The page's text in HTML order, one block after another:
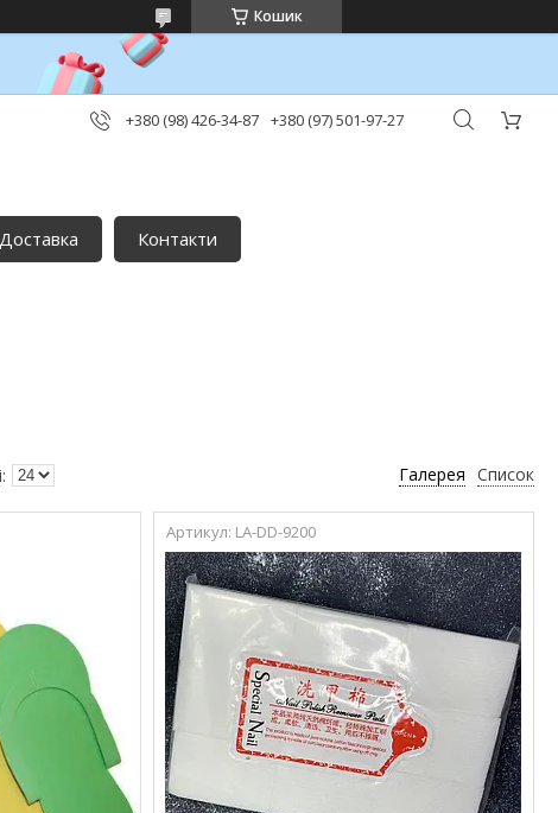
Кошик
+380 (98) 426-34-87 +380 (97) 501-97-27
Доставка Контакти
Галерея Список
LA-DD-9200